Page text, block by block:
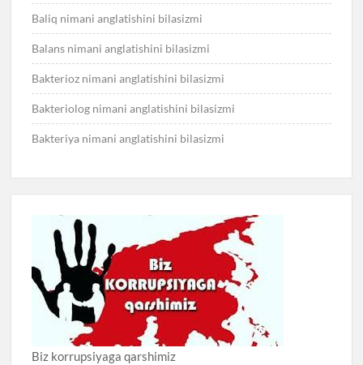
Baliq nimani anglatishini bilasizmi
Balans nimani anglatishini bilasizmi
Bakterioz nimani anglatishini bilasizmi
Bakteriolog nimani anglatishini bilasizmi
Bakteriya nimani anglatishini bilasizmi
Biz korrupsiyaga qarshimiz